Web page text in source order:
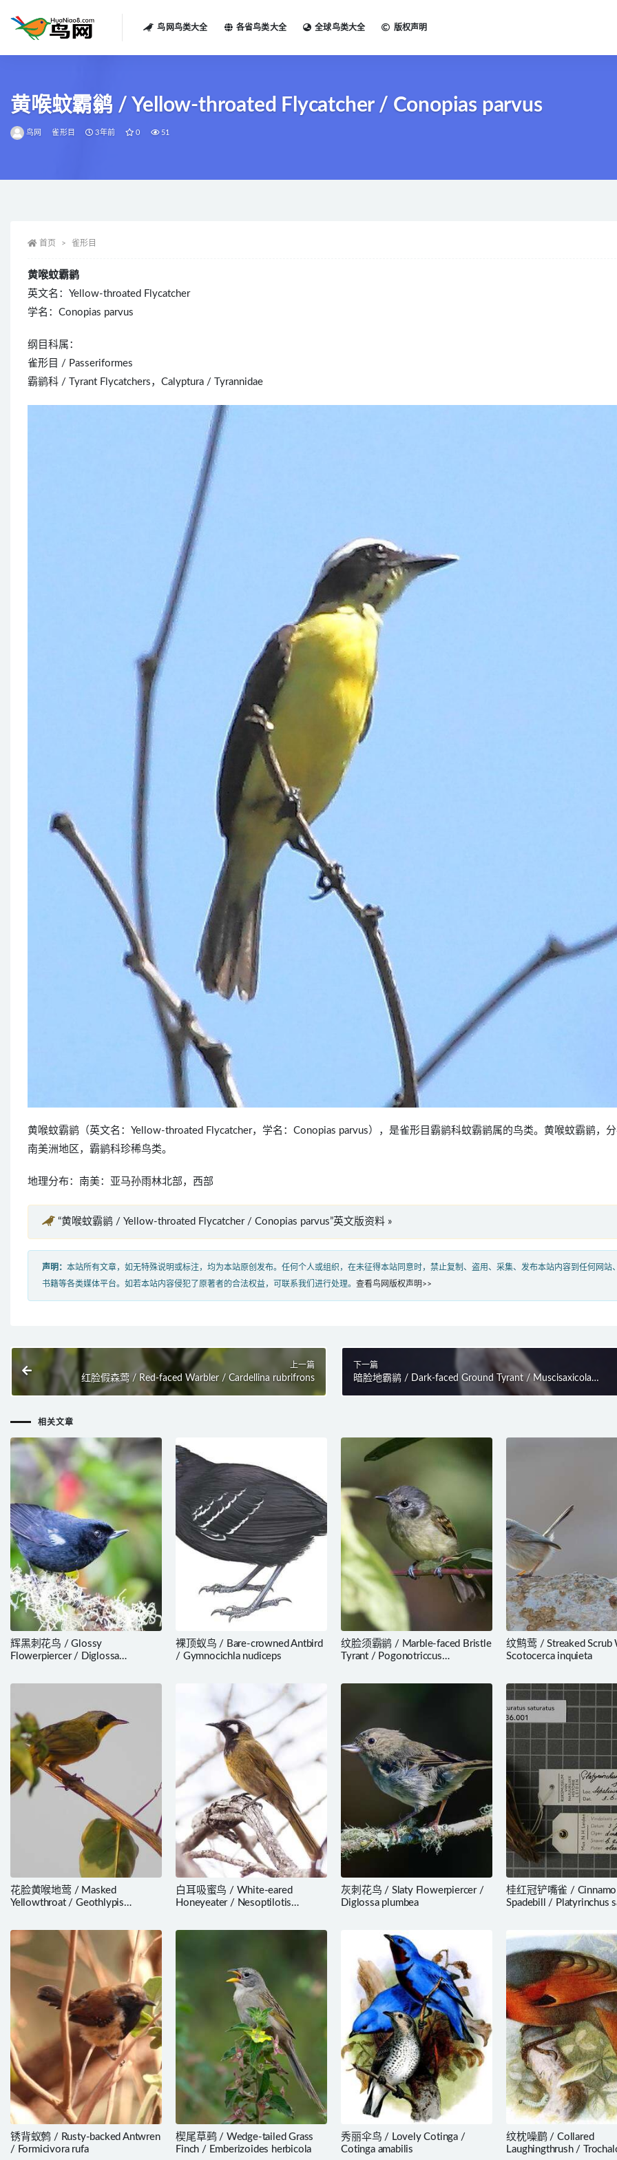
鸟网鸟类大全 各省鸟类大全 全球鸟类大全 版权声明
黄喉蚊霸鹟 / Yellow-throated Flycatcher / Conopias parvus
鸟网 雀形目 3年前 0 51
首页 雀形目
黄喉蚊霸鹟
英文名：Yellow-throated Flycatcher
学名：Conopias parvus
纲目科属：
雀形目 / Passeriformes
霸鹟科 / Tyrant Flycatchers，Calyptura / Tyrannidae
黄喉蚊霸鹟（英文名：Yellow-throated Flycatcher，学名：Conopias parvus），是雀形目霸鹟科蚊霸鹟属的鸟类。黄喉蚊霸鹟，
南美洲地区，霸鹟科珍稀鸟类。
地理分布：南美：亚马孙雨林北部，西部
“黄喉蚊霸鹟 / Yellow-throated Flycatcher / Conopias parvus”英文版资料 »
声明： 本站所有文章，如无特殊说明或标注，均为本站原创发布。任何个人或组织，在未征得本站同意时，禁止复制、盗用、采集、发布本站内容到任何网站
书籍等各类媒体平台。如若本站内容侵犯了原著者的合法权益，可联系我们进行处理。 查看鸟网版权声明>>
上一篇
红脸假森莺 / Red-faced Warbler / Cardellina rubrifrons
下一篇
暗脸地霸鹟 / Dark-faced Ground Tyrant / Muscisaxicola
相关文章
辉黑刺花鸟 / Glossy
Flowerpiercer / Diglossa
裸顶蚁鸟 / Bare-crowned Antbird
/ Gymnocichla nudiceps
纹脸须霸鹟 / Marble-faced Bristle
Tyrant / Pogonotriccus
纹鹪莺 / Streaked Scrub
Scotocerca inquieta
花脸黄喉地莺 / Masked
Yellowthroat / Geothlypis
白耳吸蜜鸟 / White-eared
Honeyeater / Nesoptilotis
灰刺花鸟 / Slaty Flowerpiercer /
Diglossa plumbea
桂红冠铲嘴雀 /
Spadebill / Platyrinchus
锈背蚁鹩 / Rusty-backed Antwren
/ Formicivora rufa
楔尾草鹀 / Wedge-tailed Grass
Finch / Emberizoides herbicola
秀丽伞鸟 / Lovely Cotinga /
Cotinga amabilis
纹枕噪鹛 / Collared
Laughingthrush /